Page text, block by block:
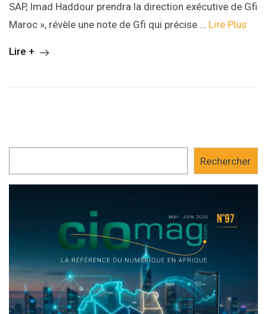
SAP, Imad Haddour prendra la direction exécutive de Gfi
Maroc », révèle une note de Gfi qui précise … Lire Plus
Lire +
Rechercher